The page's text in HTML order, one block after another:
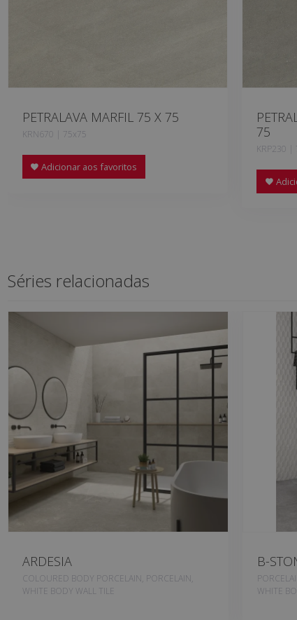
PETRALAVA MARFIL 75 X 75
KRN670 | 75x75
Adicionar aos favoritos
75
KRP230 |
Séries relacionadas
ARDESIA
COLOURED BODY PORCELAIN, PORCELAIN,
WHITE BODY WALL TILE
B-
WHITE